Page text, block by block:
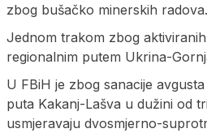
zbog bušačko minerskih radova.
Jednom trakom zbog
regionalnim putem Ukrina-
U FBiH je zbog sanacije
puta Kakanj-Lašva u dužini od
usmjeravaju dvosmjerno-